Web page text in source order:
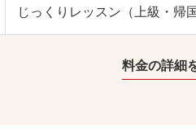
じっくりレッスン（上級・帰
料金の詳細